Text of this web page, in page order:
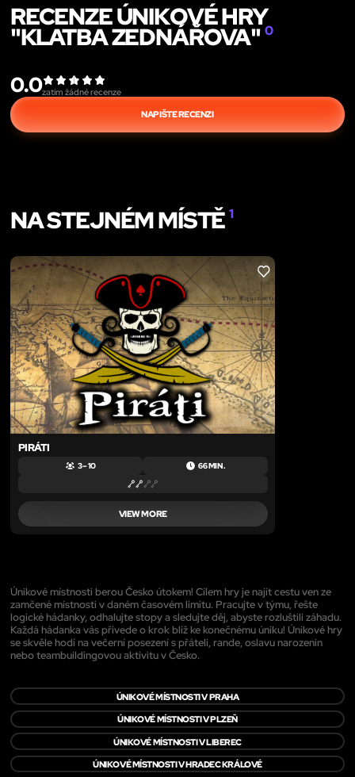
RECENZE ÚNIKOVÉ HRY
"KLATBA ZEDNÁŘOVA" 0
0.0zatím žádné recenze
NAPIŠTE RECENZI
NA STEJNÉM MÍSTĚ1
LIKE
PIRÁTI
3 – 10 66 MIN.
VIEW MORE
Únikové místnosti berou Česko útokem! Cílem hry je najít cestu ven ze
zamčené místnosti v daném časovém limitu. Pracujte v týmu, řešte
logické hádanky, odhalujte stopy a sledujte děj, abyste rozluštili záhadu.
Každá hádanka vás přivede o krok blíž ke konečnému úniku! Únikové hry
se skvěle hodí na večerní posezení s přáteli, rande, oslavu narozenin
nebo teambuildingovou aktivitu v Česko.
ÚNIKOVÉ MÍSTNOSTI V PRAHA
ÚNIKOVÉ MÍSTNOSTI V PLZEŇ
ÚNIKOVÉ MÍSTNOSTI V LIBEREC
ÚNIKOVÉ MÍSTNOSTI V HRADEC KRÁLOVÉ